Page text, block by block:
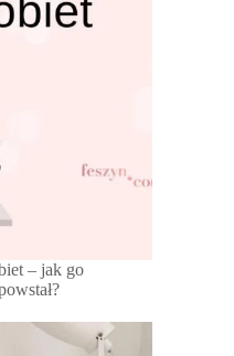
– jak go